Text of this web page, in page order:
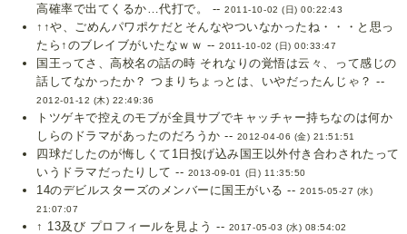
高確率で出てくるか…代打で。 --2011-10-02 (日) 00:22:43
↑↑や、ごめんパワポケだとそんなやついなかったね・・・と思っ
たら↑のブレイブがいたなｗｗ --2011-10-02 (日) 00:33:47
国王ってさ、高校名の話の時 それなりの覚悟は云々、って感じの
話してなかったか？ つまりちょっとは、いやだったんじゃ？ --
2012-01-12 (木) 22:49:36
トツゲキで控えのモブが全員サブでキャッチャー持ちなのは何か
しらのドラマがあったのだろうか -- 2012-04-06 (金) 21:51:51
四球だしたのが悔しくて1日投げ込み国王以外付き合わされたって
いうドラマだったりして -- 2013-09-01 (日) 11:35:50
14のデビルスターズのメンバーに国王がいる -- 2015-05-27 (水)
21:07:07
↑ 13及び プロフィールを見よう -- 2017-05-03 (水) 08:54:02